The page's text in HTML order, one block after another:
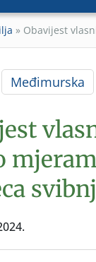
» Obavijest
Međimurska